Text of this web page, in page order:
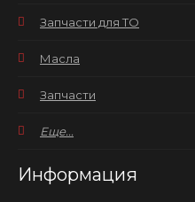
Запчасти для ТО
Масла
Запчасти
Еще...
Информация